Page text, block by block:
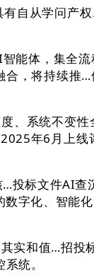
从学问产
体，集全流
，将持续推
、系统不变
年6月上
标文件AI查
字化、智能化
实和值…招投
统。